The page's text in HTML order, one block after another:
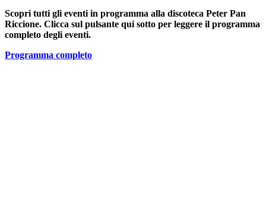
Scopri tutti gli eventi in programma alla discoteca Peter Pan
Riccione. Clicca sul pulsante qui sotto per leggere il programma
completo degli eventi.
Programma completo